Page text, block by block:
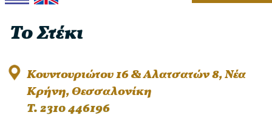
Το Στέκι
Κουντουριώτου 16 & Αλατσατών 8, Νέα
Κρήνη, Θεσσαλονίκη
T. 2310 446196